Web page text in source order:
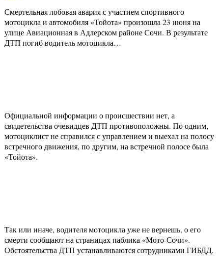
Смертельная лобовая авария с участием спортивного
мотоцикла и автомобиля «Тойота» произошла 23 июня на
улице Авиационная в Адлерском районе Сочи. В результате
ДТП погиб водитель мотоцикла…
Официальной информации о происшествии нет, а
свидетельства очевидцев ДТП противоположны. По одним,
мотоциклист не справился с управлением и выехал на полосу
встречного движения, по другим, на встречной полосе была
«Тойота».
Так или иначе, водителя мотоцикла уже не вернешь, о его
смерти сообщают на страницах паблика «Мото-Сочи».
Обстоятельства ДТП устанавливаются сотрудниками ГИБДД.